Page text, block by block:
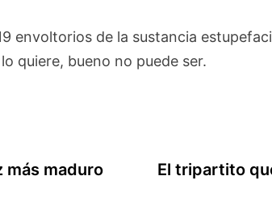
envoltorios de la sustancia
quiere, bueno no puede ser.
más maduro
El tripartito